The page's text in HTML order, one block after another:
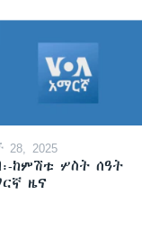
2025
ከምሽቱ ሦስት ሰዓት
ዜና